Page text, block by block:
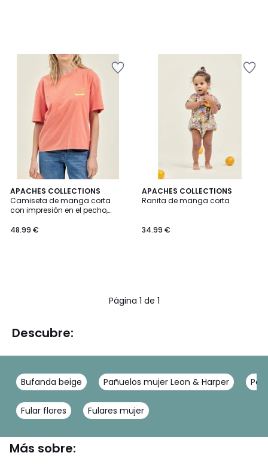
APACHES COLLECTIONS
Camiseta de manga corta
con impresión en el pecho,
48.99 €
APACHES COLLECTIONS
Ranita de manga corta
34.99 €
Página 1 de 1
Descubre:
Bufanda beige Pañuelos mujer Leon & Harper
Fular flores Fulares mujer
Más sobre: